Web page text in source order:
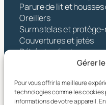
Gérer
Pour vous offrir la meilleure
technologies comme les
informations de votre appareil.
Parure de lit et
Oreillers
Surmatelas et
Couvertures et jetés
Bébé et enfants
Hangzhou Yintex Co.,